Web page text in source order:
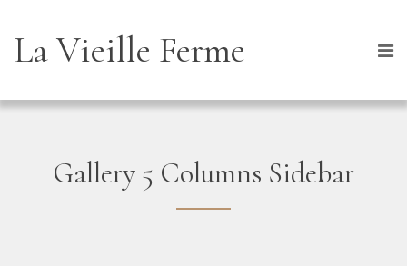
La Vieille Ferme
Gallery 5 Columns Sidebar